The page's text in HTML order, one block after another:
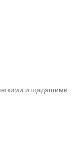
и щадящими: